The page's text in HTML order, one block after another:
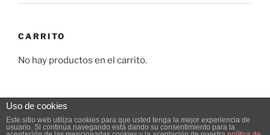
CARRITO
No hay productos en el carrito.
Uso de cookies
Este sitio web utiliza cookies para que usted tenga la mejor experiencia de
usuario. Si continúa navegando está dando su consentimiento para la